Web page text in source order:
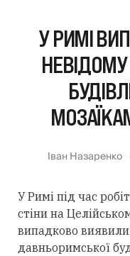
У РИМІ
Іван Назаренко
У Римі під час
стіни на
випадково
давньоримської